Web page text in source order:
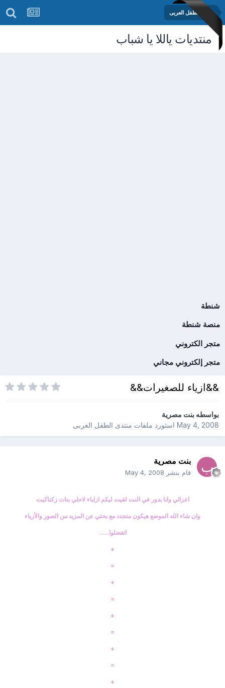
منتدى الطفل العربى
منتديات ياللا يا شباب
شنطة
منصة شنطة
متجر الكتروني
متجر إلكتروني مجاني
&&ازياء للصغيرات&&
بواسطهبنت مصرية
May 4, 2008استورد ملفات منتدى الطفل العربى
بنت مصرية
قام بنشر May 4, 2008
اعزائي وانا بدور في النت لقيت ليكم ازاياء لاحلي بنات زكتاكيت
وان شاء الله الموضع هيكون متجدد مع بحثي عن المزيد من الصور والأزياء
اتفضلوا.....
+
=
+
=
+
=
+
=
+